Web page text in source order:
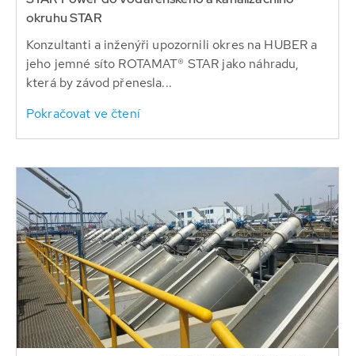
okruhu STAR
Konzultanti a inženýři upozornili okres na HUBER a
jeho jemné síto ROTAMAT® STAR jako náhradu,
která by závod přenesla...
Pokračovat ve čtení